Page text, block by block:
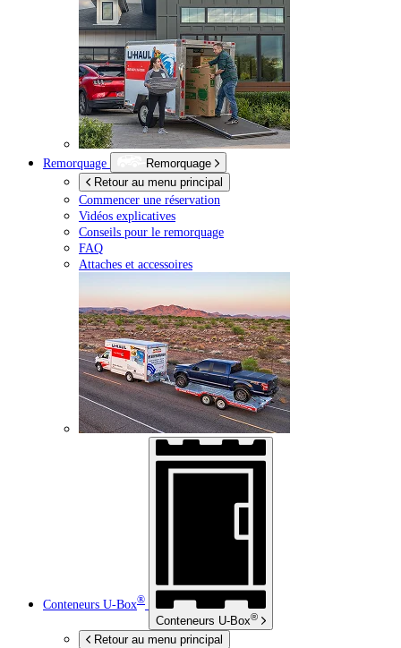
Remorquage
Remorquage
Retour au menu principal
Commencer une réservation
Vidéos explicatives
Conseils pour le remorquage
FAQ
Attaches et accessoires
Conteneurs U-Box®
Conteneurs U-Box®
Retour au menu principal